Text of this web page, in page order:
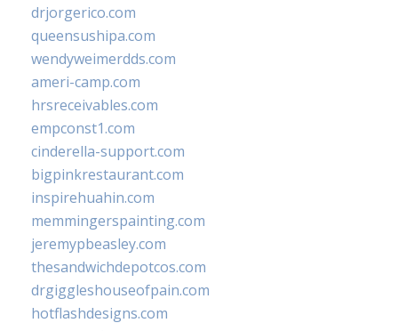
drjorgerico.com
queensushipa.com
wendyweimerdds.com
ameri-camp.com
hrsreceivables.com
empconst1.com
cinderella-support.com
bigpinkrestaurant.com
inspirehuahin.com
memmingerspainting.com
jeremypbeasley.com
thesandwichdepotcos.com
drgiggleshouseofpain.com
hotflashdesigns.com